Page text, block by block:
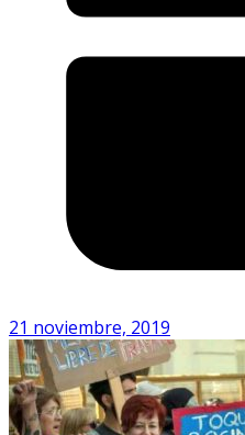
21 noviembre, 2019